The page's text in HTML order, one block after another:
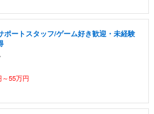
ポートスタッフ/ゲーム好き歓迎・未経験
～55万円